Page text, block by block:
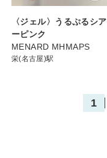
〈ジェル〉うるぷるシア
ーピンク
MENARD MHMAPS
栄(名古屋)駅
1